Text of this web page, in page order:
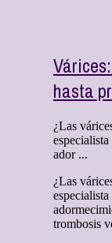
hasta
¿Las
ador ...
¿Las
trombosis